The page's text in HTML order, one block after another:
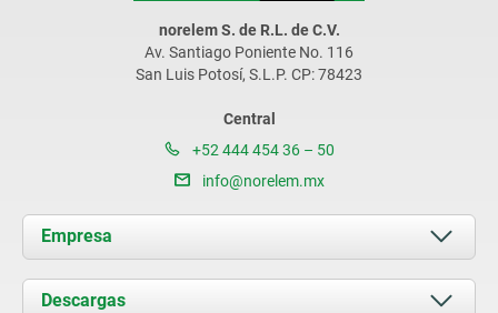
norelem S. de R.L. de C.V.
Av. Santiago Poniente No. 116
San Luis Potosí, S.L.P. CP: 78423
Central
+52 444 454 36 – 50
info@norelem.mx
Empresa
Acerca de nosotros
Descargas